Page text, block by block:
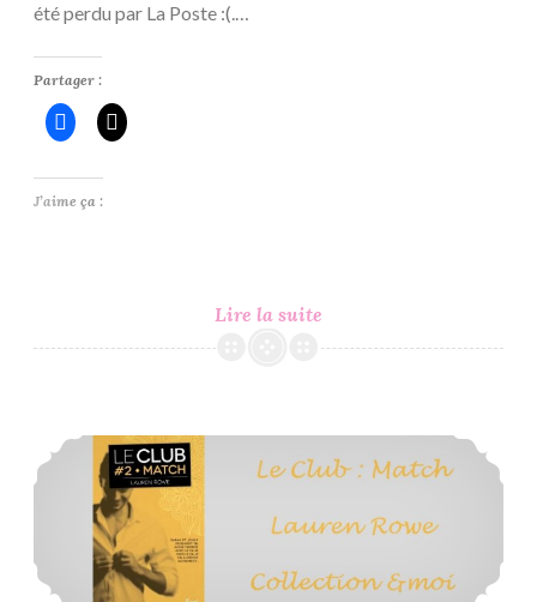
été perdu par La Poste :(.…
Lire la suite
My
Partager :
J’aime ça :
Le Club #2 : Match – Lauren Rowe